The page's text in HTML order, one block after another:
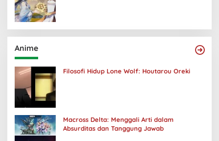
Anime
Filosofi Hidup Lone Wolf: Houtarou Oreki
Macross Delta: Menggali Arti dalam
Absurditas dan Tanggung Jawab